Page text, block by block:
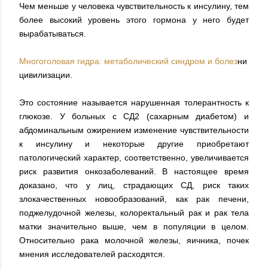
Чем меньше у человека чувствительность к инсулину, тем
более высокий уровень этого гормона у него будет
вырабатываться.
Многоголовая гидра: метаболический синдром и болезни
цивилизации.
Это состояние называется нарушенная толерантность к
глюкозе. У больных с СД2 (сахарным диабетом) и
абдоминальным ожирением изменение чувствительности
к инсулину и некоторые другие приобретают
патологический характер, соответственно, увеличивается
риск развития онкозаболеваний. В настоящее время
доказано, что у лиц, страдающих СД, риск таких
злокачественных новообразований, как рак печени,
поджелудочной железы, колоректальный рак и рак тела
матки значительно выше, чем в популяции в целом.
Относительно рака молочной железы, яичника, почек
мнения исследователей расходятся.